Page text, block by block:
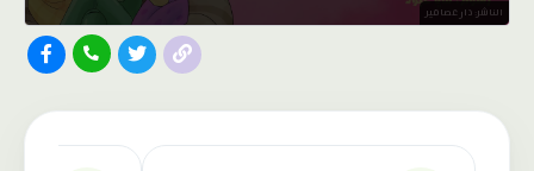
الناشر: دار عصافير